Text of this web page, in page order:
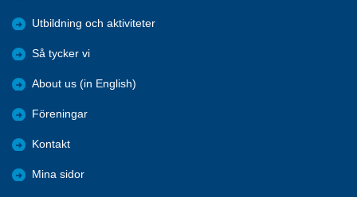
Utbildning och aktiviteter
Så tycker vi
About us (in English)
Föreningar
Kontakt
Mina sidor